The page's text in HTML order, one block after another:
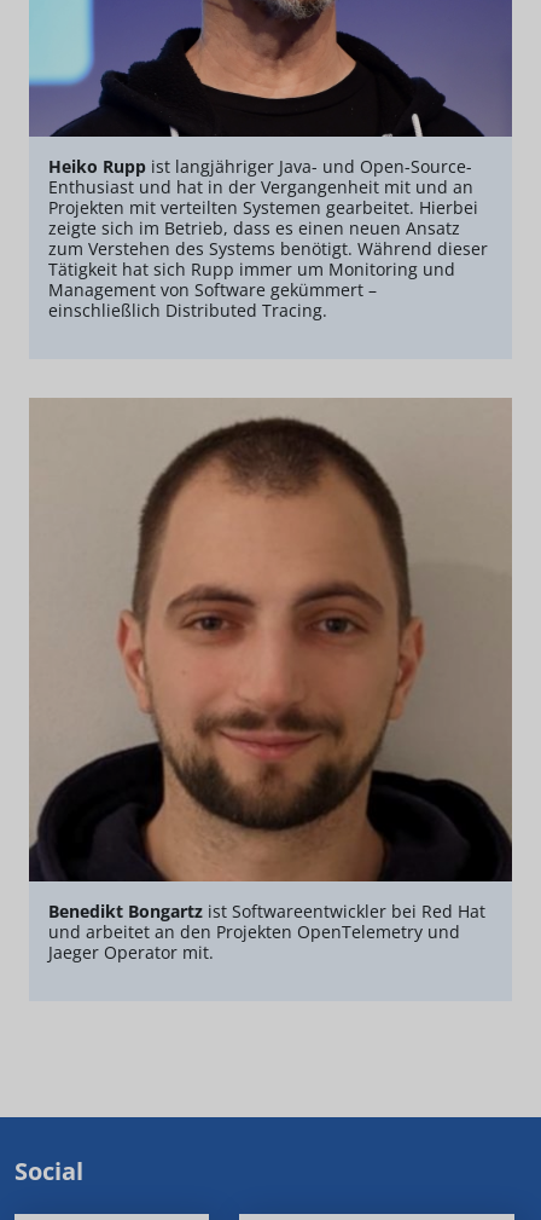
Heiko Rupp ist langjähriger Java- und Open-Source-
Enthusiast und hat in der Vergangenheit mit und an
Projekten mit verteilten Systemen gearbeitet. Hierbei
zeigte sich im Betrieb, dass es einen neuen Ansatz
zum Verstehen des Systems benötigt. Während dieser
Tätigkeit hat sich Rupp immer um Monitoring und
Management von Software gekümmert –
einschließlich Distributed Tracing.
Benedikt Bongartz ist Softwareentwickler bei Red Hat
und arbeitet an den Projekten OpenTelemetry und
Jaeger Operator mit.
Social